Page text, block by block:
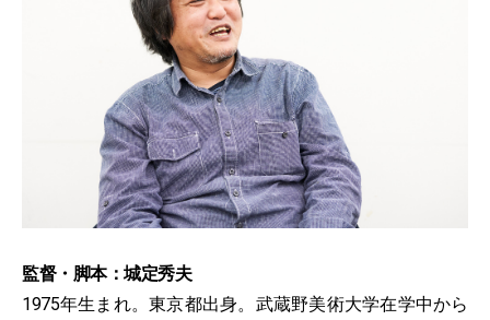
監督・脚本：城定秀夫
1975年生まれ。東京都出身。武蔵野美術大学在学中から